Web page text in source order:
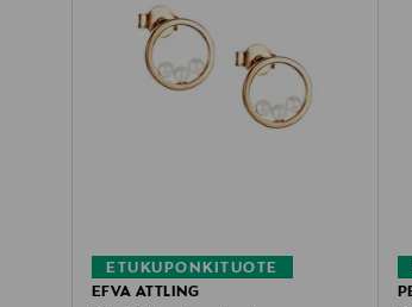
ETUKUPONKITUOTE
EFVA ATTLING